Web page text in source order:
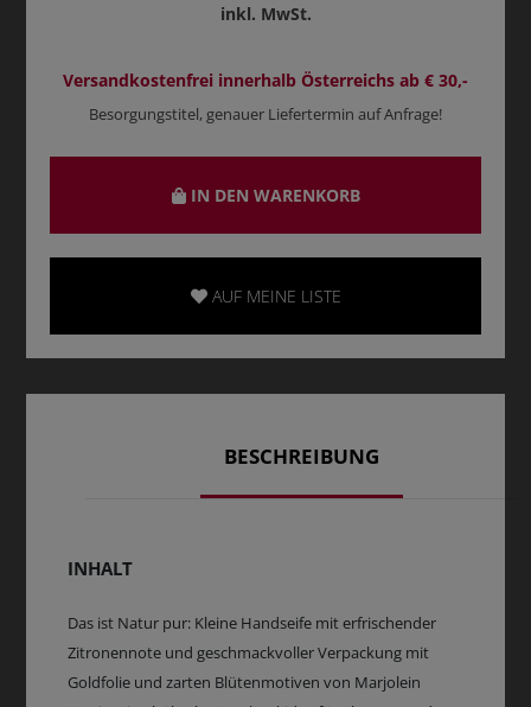
inkl. MwSt.
Versandkostenfrei innerhalb Österreichs ab € 30,-
Besorgungstitel, genauer Liefertermin auf Anfrage!
IN DEN WARENKORB
AUF MEINE LISTE
BESCHREIBUNG
INHALT
Das ist Natur pur: Kleine Handseife mit erfrischender
Zitronennote und geschmackvoller Verpackung mit
Goldfolie und zarten Blütenmotiven von Marjolein